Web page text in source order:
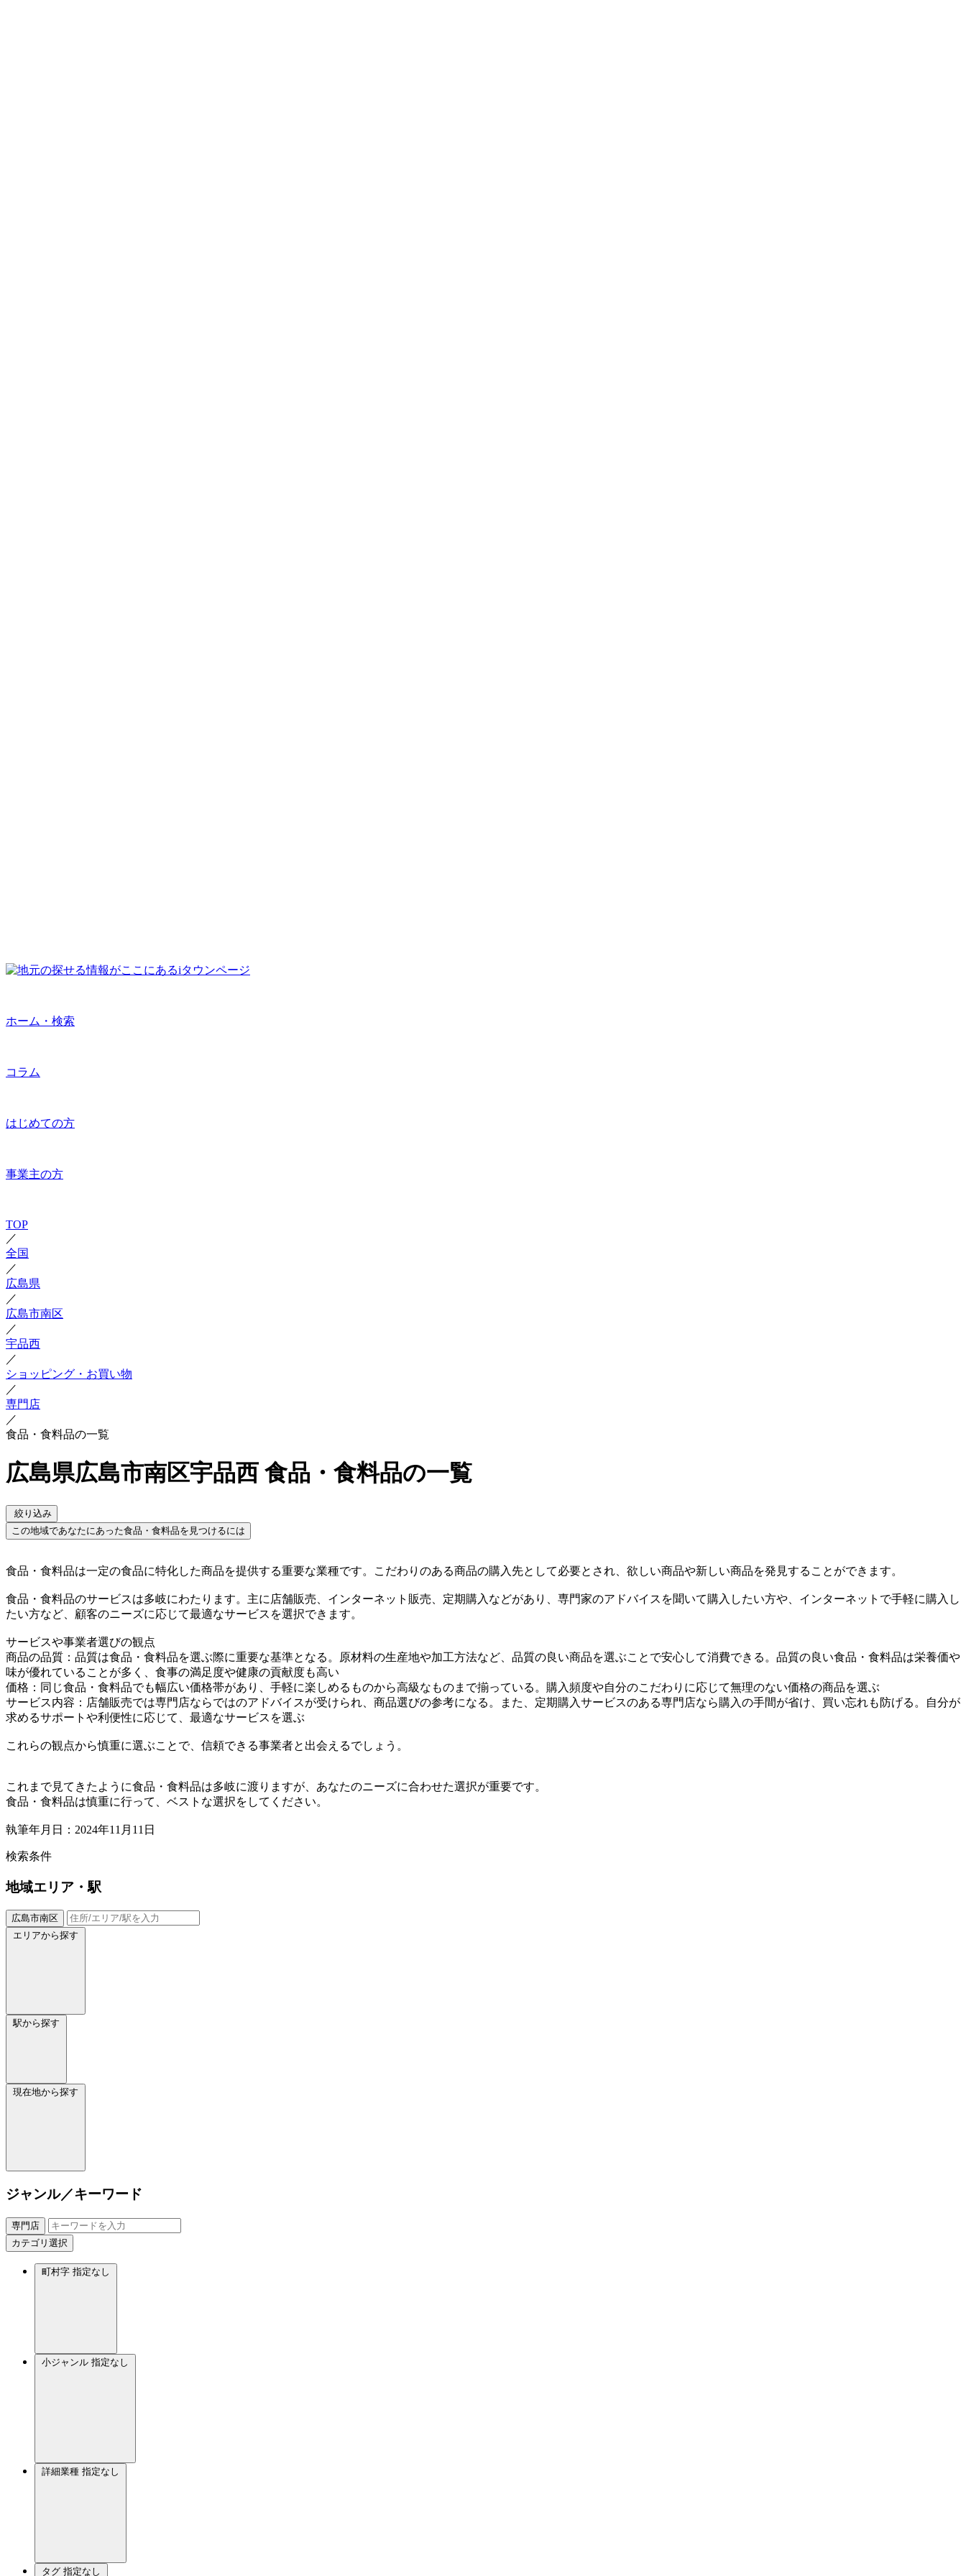
ホーム・検索
コラム
はじめての方
事業主の方
TOP
／
全国
／
広島県
／
広島市南区
／
宇品西
／
ショッピング・お買い物
／
専門店
／
食品・食料品の一覧
広島県広島市南区宇品西 食品・食料品の一覧
絞り込み
この地域であなたにあった食品・食料品を見つけるには
食品・食料品は一定の食品に特化した商品を提供する重要な業種です。こだわりのある商品の購入先として必要とされ、欲しい商品や新しい商品を発見することができます。
食品・食料品のサービスは多岐にわたります。主に店舗販売、インターネット販売、定期購入などがあり、専門家のアドバイスを聞いて購入したい方や、インターネットで手軽に購入し
たい方など、顧客のニーズに応じて最適なサービスを選択できます。
サービスや事業者選びの観点
商品の品質：品質は食品・食料品を選ぶ際に重要な基準となる。原材料の生産地や加工方法など、品質の良い商品を選ぶことで安心して消費できる。品質の良い食品・食料品は栄養価や
味が優れていることが多く、食事の満足度や健康の貢献度も高い
価格：同じ食品・食料品でも幅広い価格帯があり、手軽に楽しめるものから高級なものまで揃っている。購入頻度や自分のこだわりに応じて無理のない価格の商品を選ぶ
サービス内容：店舗販売では専門店ならではのアドバイスが受けられ、商品選びの参考になる。また、定期購入サービスのある専門店なら購入の手間が省け、買い忘れも防げる。自分が
求めるサポートや利便性に応じて、最適なサービスを選ぶ
これらの観点から慎重に選ぶことで、信頼できる事業者と出会えるでしょう。
これまで見てきたように食品・食料品は多岐に渡りますが、あなたのニーズに合わせた選択が重要です。
食品・食料品は慎重に行って、ベストな選択をしてください。
執筆年月日：2024年11月11日
検索条件
地域エリア・駅
広島市南区
エリアから探す
駅から探す
現在地から探す
ジャンル／キーワード
専門店
カテゴリ選択
町村字 指定なし
小ジャンル 指定なし
詳細業種 指定なし
タグ 指定なし